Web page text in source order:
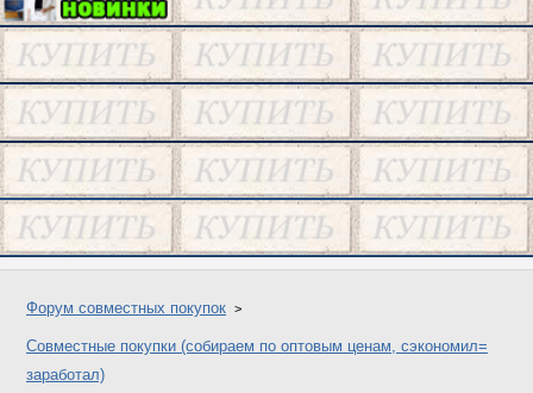
Форум совместных покупок
Совместные покупки (собираем по оптовым ценам, сэкономил=
заработал)